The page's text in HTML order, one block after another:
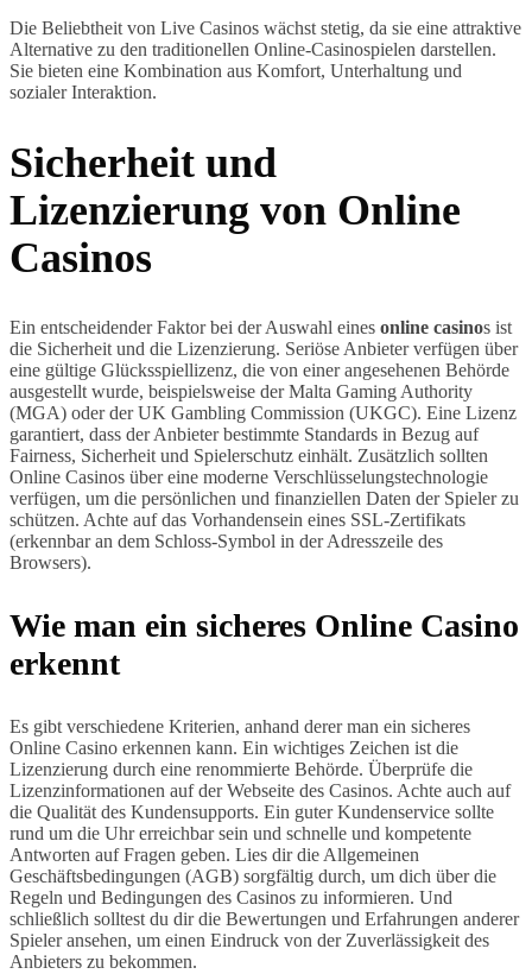
Die Beliebtheit von Live Casinos wächst stetig, da sie eine attraktive
Alternative zu den traditionellen Online-Casinospielen darstellen.
Sie bieten eine Kombination aus Komfort, Unterhaltung und
sozialer Interaktion.
Sicherheit und
Lizenzierung von Online
Casinos
Ein entscheidender Faktor bei der Auswahl eines online casinos ist
die Sicherheit und die Lizenzierung. Seriöse Anbieter verfügen über
eine gültige Glücksspiellizenz, die von einer angesehenen Behörde
ausgestellt wurde, beispielsweise der Malta Gaming Authority
(MGA) oder der UK Gambling Commission (UKGC). Eine Lizenz
garantiert, dass der Anbieter bestimmte Standards in Bezug auf
Fairness, Sicherheit und Spielerschutz einhält. Zusätzlich sollten
Online Casinos über eine moderne Verschlüsselungstechnologie
verfügen, um die persönlichen und finanziellen Daten der Spieler zu
schützen. Achte auf das Vorhandensein eines SSL-Zertifikats
(erkennbar an dem Schloss-Symbol in der Adresszeile des
Browsers).
Wie man ein sicheres Online Casino
erkennt
Es gibt verschiedene Kriterien, anhand derer man ein sicheres
Online Casino erkennen kann. Ein wichtiges Zeichen ist die
Lizenzierung durch eine renommierte Behörde. Überprüfe die
Lizenzinformationen auf der Webseite des Casinos. Achte auch auf
die Qualität des Kundensupports. Ein guter Kundenservice sollte
rund um die Uhr erreichbar sein und schnelle und kompetente
Antworten auf Fragen geben. Lies dir die Allgemeinen
Geschäftsbedingungen (AGB) sorgfältig durch, um dich über die
Regeln und Bedingungen des Casinos zu informieren. Und
schließlich solltest du dir die Bewertungen und Erfahrungen anderer
Spieler ansehen, um einen Eindruck von der Zuverlässigkeit des
Anbieters zu bekommen.